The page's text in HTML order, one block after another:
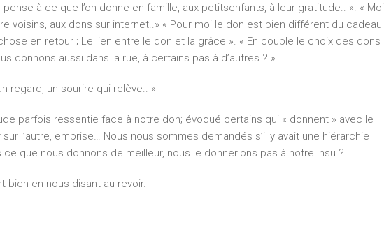
pense à ce que l’on donne en famille, aux petits­enfants, à leur gratitude.. ». « Moi
voisins, aux dons sur internet..» « Pour moi le don est bien différent du cadeau
en retour ; Le lien entre le don et la grâce ». « En couple le choix des dons
donnons aussi dans la rue, à certains pas à d’autres ? »
regard, un sourire qui relève.. »
parfois ressentie face à notre don; évoqué certains qui « donnent » avec le
l’autre, emprise… Nous nous sommes demandés s’il y avait une hiérarchie
ce que nous donnons de meilleur, nous le donnerions pas à notre insu ?
bien en nous disant au revoir.